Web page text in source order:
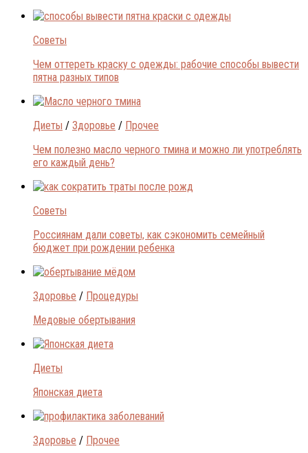
Советы
Чем оттереть краску с одежды: рабочие способы вывести
пятна разных типов
Диеты / Здоровье / Прочее
Чем полезно масло черного тмина и можно ли употреблять
его каждый день?
Советы
Россиянам дали советы, как сэкономить семейный
бюджет при рождении ребенка
Здоровье / Процедуры
Медовые обертывания
Диеты
Японская диета
Здоровье / Прочее